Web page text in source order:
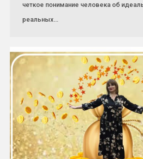
четкое понимание человека об
реальных…